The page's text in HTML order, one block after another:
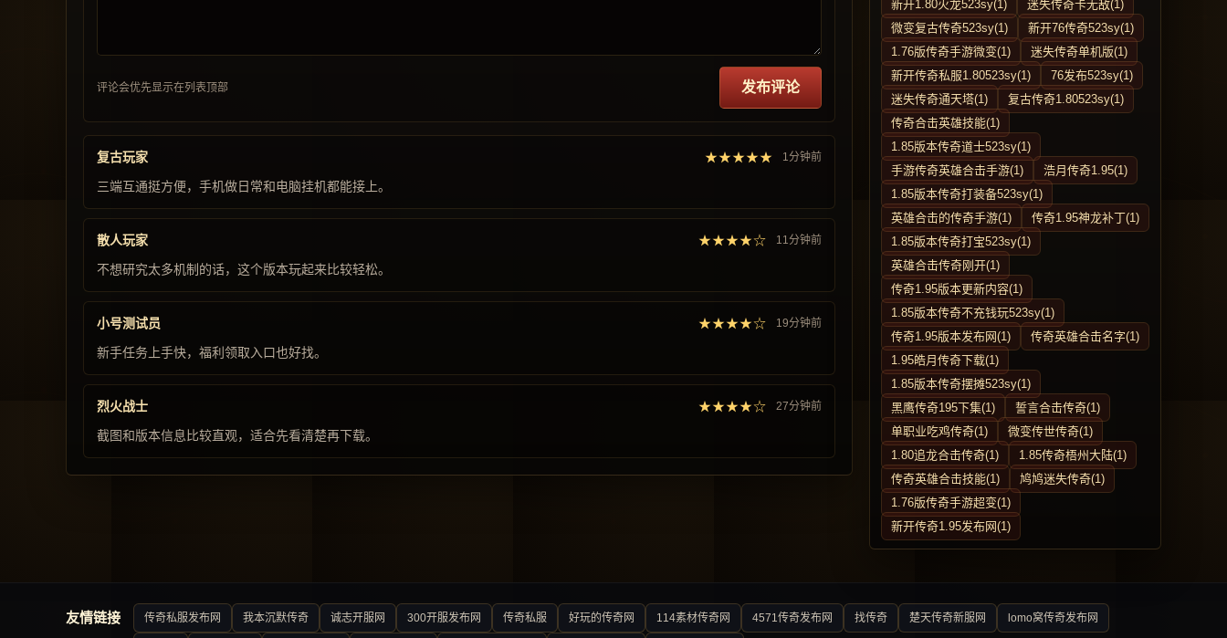
评论会优先显示在列表顶部 发布评论
复古玩家 ★★★★★ 1分钟前
三端互通挺方便，手机做日常和电脑挂机都能接上。
散人玩家 ★★★★☆ 11分钟前
不想研究太多机制的话，这个版本玩起来比较轻松。
小号测试员 ★★★★☆ 19分钟前
新手任务上手快，福利领取入口也好找。
烈火战士 ★★★★☆ 27分钟前
截图和版本信息比较直观，适合先看清楚再下载。
新开1.80火龙523sy(1)
迷失传奇卡无敌(1)
微变复古传奇523sy(1)
新开76传奇523sy(1)
1.76版传奇手游微变(1)
迷失传奇单机版(1)
新开传奇私服1.80523sy(1)
76发布523sy(1)
迷失传奇通天塔(1)
复古传奇1.80523sy(1)
传奇合击英雄技能(1)
1.85版本传奇道士523sy(1)
手游传奇英雄合击手游(1)
浩月传奇1.95(1)
1.85版本传奇打装备523sy(1)
英雄合击的传奇手游(1)
传奇1.95神龙补丁(1)
1.85版本传奇打宝523sy(1)
英雄合击传奇刚开(1)
传奇1.95版本更新内容(1)
1.85版本传奇不充钱玩523sy(1)
传奇1.95版本发布网(1)
传奇英雄合击名字(1)
1.95皓月传奇下载(1)
1.85版本传奇摆摊523sy(1)
黑鹰传奇195下集(1)
誓言合击传奇(1)
单职业吃鸡传奇(1)
微变传世传奇(1)
1.80追龙合击传奇(1)
1.85传奇梧州大陆(1)
传奇英雄合击技能(1)
鸠鸠迷失传奇(1)
1.76版传奇手游超变(1)
新开传奇1.95发布网(1)
友情链接 传奇私服发布网 我本沉默传奇 诚志开服网 300开服发布网 传奇私服 好玩的传奇网 114素材传奇网 4571传奇发布网 找传奇 楚天传奇新服网 lomo窝传奇发布网